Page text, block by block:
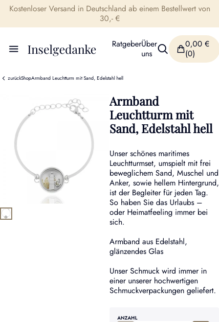
Kostenloser Versand in Deutschland ab einem Bestellwert von
30,- €
Inselgedanke RatgeberÜber
uns
0,00 €
(0)
zurückShopArmband Leuchtturm mit Sand, Edelstahl hell
Armband
Leuchtturm mit
Sand, Edelstahl hell
Unser schönes maritimes
Leuchtturmset, umspielt mit frei
beweglichem Sand, Muschel und
Anker, sowie hellem Hintergrund,
ist der Begleiter für jeden Tag.
So haben Sie das Urlaubs –
oder Heimatfeeling immer bei
sich.
Armband aus Edelstahl,
glänzendes Glas
Unser Schmuck wird immer in
einer unserer hochwertigen
Schmuckverpackungen geliefert.
ANZAHL